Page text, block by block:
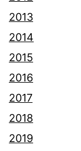
2013
2014
2015
2016
2017
2018
2019